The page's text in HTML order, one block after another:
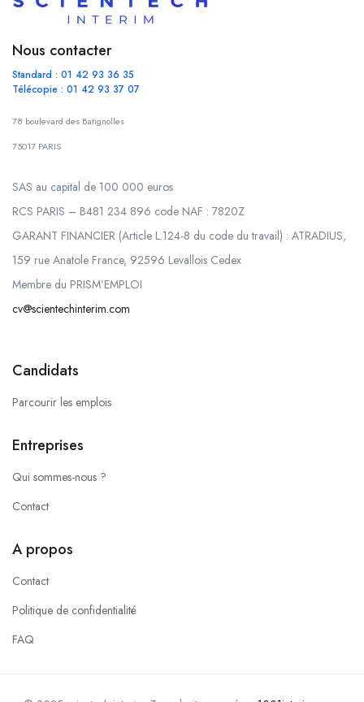
Nous contacter
Standard : 01 42 93 36 35
Télécopie : 01 42 93 37 07
78 boulevard des Batignolles
75017 PARIS
SAS au capital de 100 000 euros
RCS PARIS – B481 234 896 code NAF : 7820Z
GARANT FINANCIER (Article L.124-8 du code du travail) : ATRADIUS,
159 rue Anatole France, 92596 Levallois Cedex
Membre du PRISM’EMPLOI
cv@scientechinterim.com
Candidats
Parcourir les emplois
Entreprises
Qui sommes-nous ?
Contact
A propos
Contact
Politique de confidentialité
FAQ